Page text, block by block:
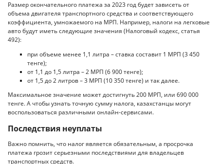
Размер окончательного платежа за 2023 год будет зависеть от
объема двигателя транспортного средства и соответствующего
коэффициента, умножаемого на МРП. Например, налоги на легковые
авто будут иметь следующие значения (Налоговый кодекс, статья
492):
при объеме менее 1,1 литра – ставка составит 1 МРП (3 450
тенге);
от 1,1 до 1,5 литра – 2 МРП (6 900 тенге);
от 1,5 до 2 литров – 3 МРП (10 350 тенге) и так далее.
Максимальное значение может достигнуть 200 МРП, или 690 000
тенге. А чтобы узнать точную сумму налога, казахстанцы могут
воспользоваться различными онлайн-сервисами.
Последствия неуплаты
Важно помнить, что налог является обязательным, а просрочка
платежа грозит серьезными последствиями для владельцев
транспортных средств.